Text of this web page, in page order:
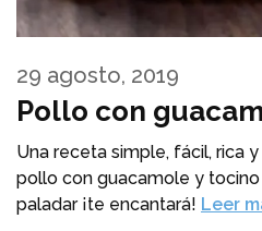
Pollo con
29 agosto, 2019
Una receta simple, fácil, rica
pollo con guacamole y
paladar ¡te encantará! Leer